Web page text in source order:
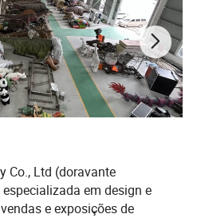
Co., Ltd (doravante
em design e
e exposições de